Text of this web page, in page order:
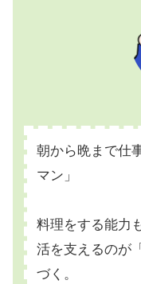
朝から晩まで仕
マン」
料理をする能力
活を支えるのが
づく。